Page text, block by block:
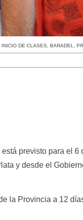
INICIO DE CLASES ,BARADEL ,
previsto para el 6
y desde el
la Provincia a 12